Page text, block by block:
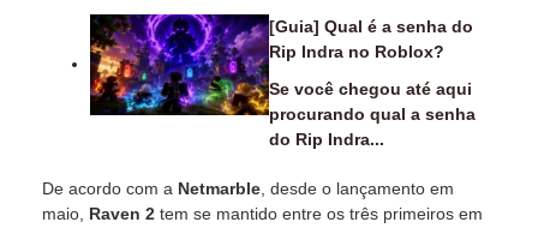
[Guia] Qual é a senha do
Rip Indra no Roblox?
Se você chegou até aqui
procurando qual a senha
do Rip Indra...
De acordo com a Netmarble , desde o lançamento em
maio, Raven 2 tem se mantido entre os três primeiros em